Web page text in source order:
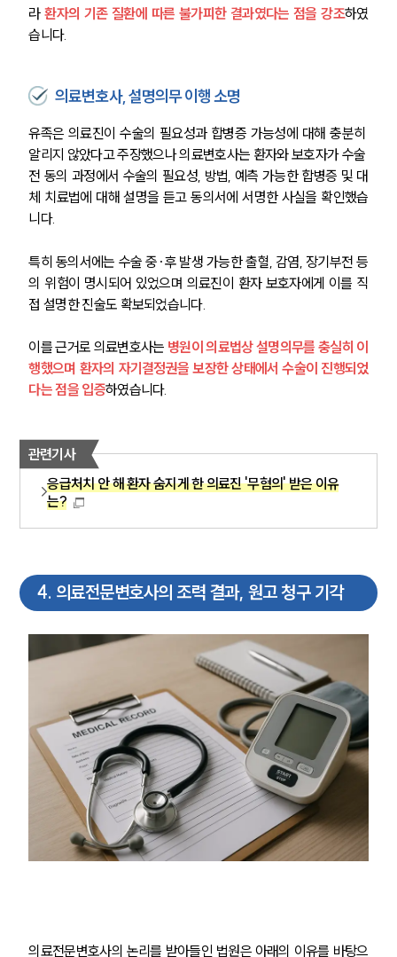
그룹소개
그룹소개
오시는 길
글로벌 파트너 로펌
고객의 소리
통합검색
AI대륜
업무사례
주요 업무사례
사례분석/최신동향
법률정보
법률지식인
고객후기
업무분야
라 환자의 기존 질환에 따른 불가피한 결과였다는 점을 강조하였
습니다.
의료변호사, 설명의무 이행 소명
유족은 의료진이 수술의 필요성과 합병증 가능성에 대해 충분히
알리지 않았다고 주장했으나 의료변호사는 환자와 보호자가 수술
전 동의 과정에서 수술의 필요성, 방법, 예측 가능한 합병증 및 대
체 치료법에 대해 설명을 듣고 동의서에 서명한 사실을 확인했습
니다.
특히 동의서에는 수술 중·후 발생 가능한 출혈, 감염, 장기부전 등
의 위험이 명시되어 있었으며 의료진이 환자 보호자에게 이를 직
접 설명한 진술도 확보되었습니다.
이를 근거로 의료변호사는 병원이 의료법상 설명의무를 충실히 이
행했으며 환자의 자기결정권을 보장한 상태에서 수술이 진행되었
다는 점을 입증하였습니다.
관련기사
응급처치 안 해 환자 숨지게 한 의료진 '무혐의' 받은 이유
는?
4. 의료전문변호사의 조력 결과, 원고 청구 기각
의료전문변호사의 논리를 받아들인 법원은 아래의 이유를 바탕으